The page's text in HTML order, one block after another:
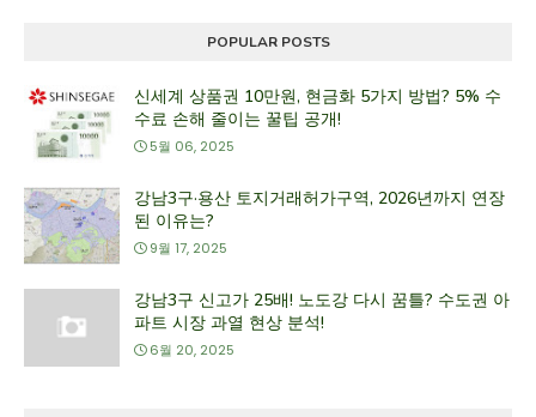
POPULAR POSTS
신세계 상품권 10만원, 현금화 5가지 방법? 5% 수
수료 손해 줄이는 꿀팁 공개!
5월 06, 2025
강남3구·용산 토지거래허가구역, 2026년까지 연장
된 이유는?
9월 17, 2025
강남3구 신고가 25배! 노도강 다시 꿈틀? 수도권 아
파트 시장 과열 현상 분석!
6월 20, 2025